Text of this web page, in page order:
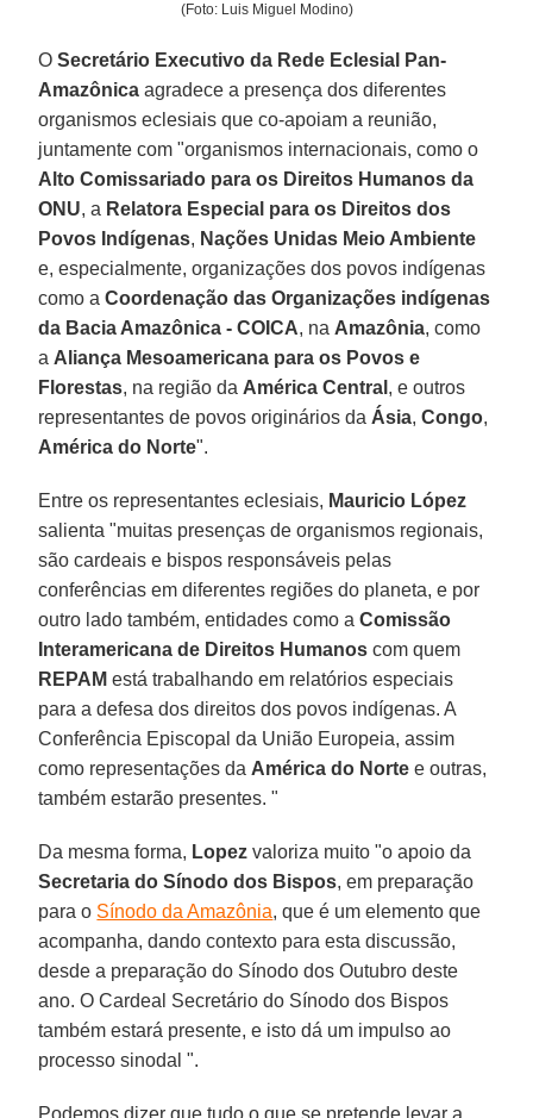
(Foto: Luis Miguel Modino)
OSecretário Executivo da Rede Eclesial Pan-
Amazônica agradece a presença dos diferentes
organismos eclesiais que co-apoiam a reunião,
juntamente com "organismos internacionais, como o
Alto Comissariado para os Direitos Humanos da
ONU, a Relatora Especial para os Direitos dos
Povos Indígenas, Nações Unidas Meio Ambiente
e, especialmente, organizações dos povos indígenas
como aCoordenação das Organizações indígenas
da Bacia Amazônica - COICA, na Amazônia, como
a Aliança Mesoamericana para os Povos e
Florestas, na região da América Central , e outros
representantes de povos originários da Ásia,Congo,
América do Norte".
Entre os representantes eclesiais, Mauricio López
salienta "muitas presenças de organismos regionais,
são cardeais e bispos responsáveis pelas
conferências em diferentes regiões do planeta, e por
outro lado também, entidades como aComissão
Interamericana de Direitos Humanos com quem
REPAM está trabalhando em relatórios especiais
para a defesa dos direitos dos povos indígenas. A
Conferência Episcopal da União Europeia, assim
como representações da América do Norte e outras,
também estarão presentes. "
Da mesma forma, Lopez valoriza muito "o apoio da
Secretaria do Sínodo dos Bispos, em preparação
para o Sínodo da Amazônia, que é um elemento que
acompanha, dando contexto para esta discussão,
desde a preparação do Sínodo dos Outubro deste
ano. O Cardeal Secretário do Sínodo dos Bispos
também estará presente, e isto dá um impulso ao
processo sinodal ".
Podemos dizer que tudo o que se pretende levar a